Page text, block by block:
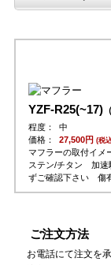
YZF-R25(~17)
程度：
中
価格：
27,500円 (税
マフラーの取付イメ
ステン/チタン 加速
ずご確認下さい 傷
ご注文方法
お電話にて注文を